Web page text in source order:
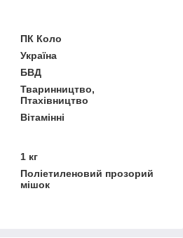
ПК Коло
Україна
БВД
Тваринництво,
Птахівництво
Вітамінні
1 кг
Поліетиленовий прозорий
мішок